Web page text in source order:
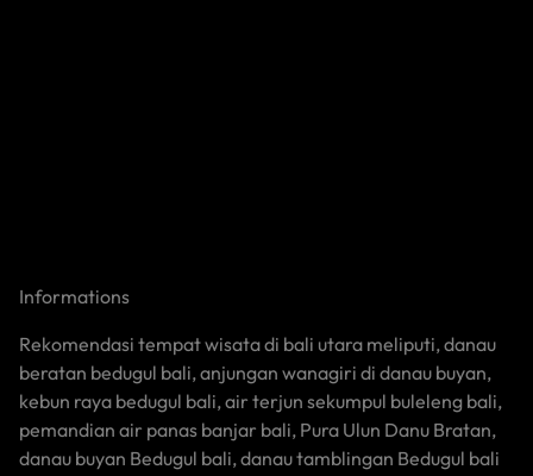
Informations
Rekomendasi tempat wisata di bali utara meliputi, danau
beratan bedugul bali, anjungan wanagiri di danau buyan,
kebun raya bedugul bali, air terjun sekumpul buleleng bali,
pemandian air panas banjar bali, Pura Ulun Danu Bratan,
danau buyan Bedugul bali, danau tamblingan Bedugul bali